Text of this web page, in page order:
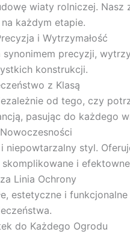
wiaty rolniczej.
każdym etapie.
i Wytrzymałość
precyzji,
konstrukcji.
z Klasą
od tego, czy
pasując do każdego
styl.
i
Linia Ochrony
estetyczne i
do Każdego Ogrodu